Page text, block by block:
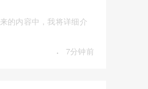
的内容中，我将详细介
· 7分钟前